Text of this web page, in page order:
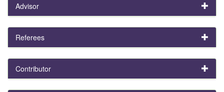
Advisor
Referees
Contributor